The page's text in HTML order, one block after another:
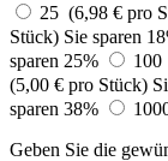
25 (6,98 € pro
Stück) Sie sparen
sparen 25%
100
(5,00 € pro Stück)
sparen 38%
Geben Sie die